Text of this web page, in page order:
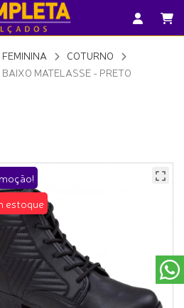
COTURNO
MATELASSE - PRETO
estoque